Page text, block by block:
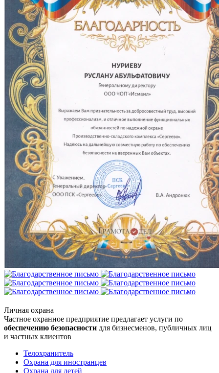
Личная охрана
Частное охранное предприятие предлагает услуги по
обеспечению безопасности для бизнесменов, публичных лиц
и частных клиентов
Телохранитель
Охрана для иностранцев
Охрана для детей